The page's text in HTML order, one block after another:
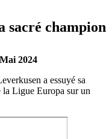
sacré champion
2024
a essuyé sa
la Ligue Europa sur un